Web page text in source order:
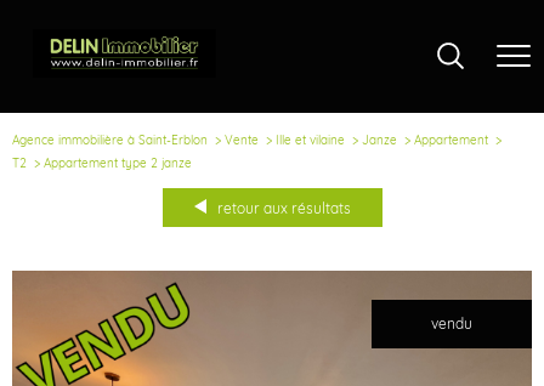
Agence immobilière à Saint-Erblon Vente Ille et vilaine Janze
Appartement
T2
Appartement type 2 janze
retour aux résultats
vendu